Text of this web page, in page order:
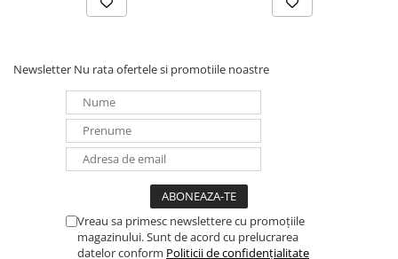
Drumetii / Camping
Panouri portabile
Racire/Incalzire
Statii energie portabile
Intrerupatoare si prize
Dulapuri pentru cablare
Newsletter Nu rata ofertele si promotiile noastre
Vreau sa primesc newslettere cu promoțiile
magazinului. Sunt de acord cu prelucrarea
datelor conform Politicii de confidențialitate